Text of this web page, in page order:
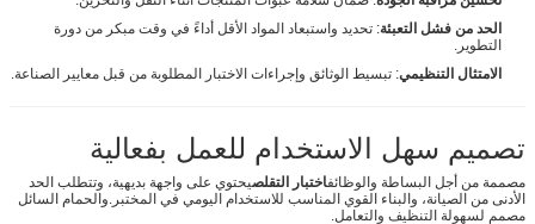
الحد من فشل التعبئة: تحديد واستبعاد المواد الأقل أداءً في وقت مبكر من دورة
التطوير.
الامتثال التنظيمي: تبسيط الوثائق وإجراءات الاختبار المطلوبة من قبل معايير الصناعة.
تصميم سهل الاستخدام للعمل بفعالية
مصممة من أجل البساطة والوظائفاختبار التقلصيحتوي على واجهة بديهية، وتتطلب الحد
الأدنى من الصيانة، والبناء القوي المناسب للاستخدام اليومي في المختبر.والحمام السائل
مصمم لسهولة التنظيف والتعامل.